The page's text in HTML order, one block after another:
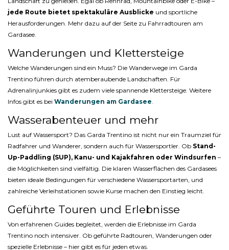
jede Route bietet spektakuläre Ausblicke und sportliche
Herausforderungen. Mehr dazu auf der Seite zu Fahrradtouren am
Gardasee.
Wanderungen und Klettersteige
Welche Wanderungen sind ein Muss? Die Wanderwege im Garda
Trentino führen durch atemberaubende Landschaften. Für
Adrenalinjunkies gibt es zudem viele spannende Klettersteige. Weitere
Infos gibt es bei Wanderungen am Gardasee.
Wasserabenteuer und mehr
Lust auf Wassersport? Das Garda Trentino ist nicht nur ein Traumziel für
Radfahrer und Wanderer, sondern auch für Wassersportler. Ob Stand-
Up-Paddling (SUP), Kanu- und Kajakfahren oder Windsurfen –
die Möglichkeiten sind vielfältig. Die klaren Wasserflächen des Gardasees
bieten ideale Bedingungen für verschiedene Wassersportarten, und
zahlreiche Verleihstationen sowie Kurse machen den Einstieg leicht.
Geführte Touren und Erlebnisse
Von erfahrenen Guides begleitet, werden die Erlebnisse im Garda
Trentino noch intensiver. Ob geführte Radtouren, Wanderungen oder
spezielle Erlebnisse – hier gibt es für jeden etwas.